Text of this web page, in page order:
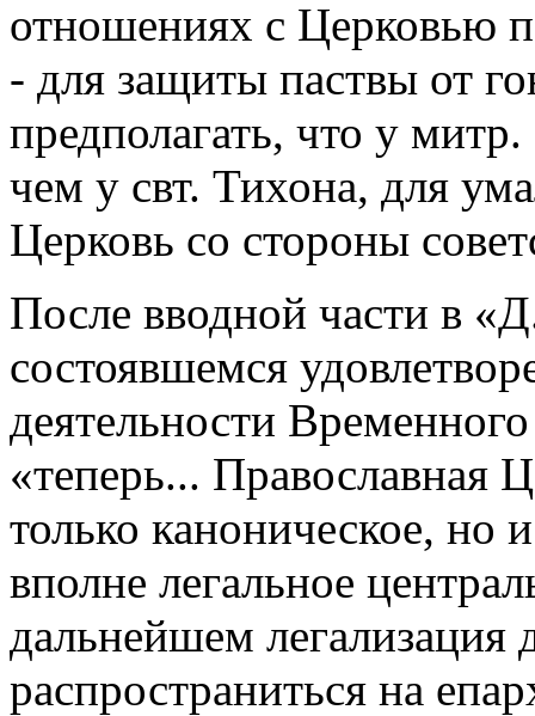
отношениях с Церковью
- для защиты паствы от
предполагать, что у
чем у свт. Тихона, для
Церковь со стороны
После вводной части в
состоявшемся
деятельности
«теперь... Православная
только каноническое, но
вполне легальное
дальнейшем
распространиться на